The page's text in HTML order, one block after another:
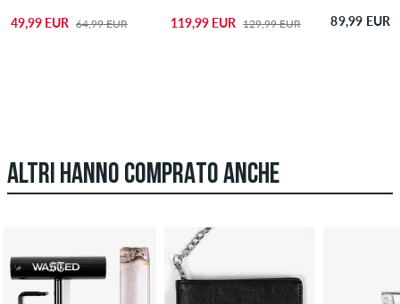
49,99 EUR 64,99 EUR 119,99 EUR 129,99 EUR 89,99 EUR
ALTRI HANNO COMPRATO ANCHE